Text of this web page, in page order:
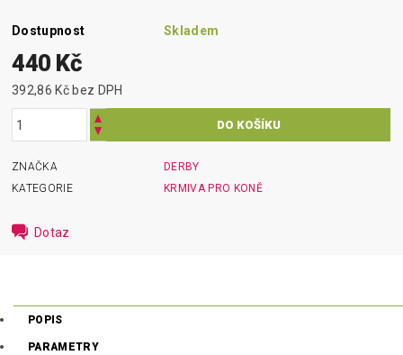
Dostupnost Skladem
440 Kč
392,86 Kč bez DPH
ZNAČKA
DERBY
KATEGORIE
KRMIVA PRO KONĚ
Dotaz
POPIS
PARAMETRY